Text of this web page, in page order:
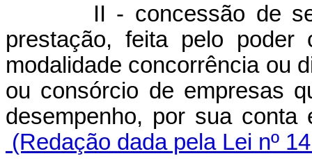
II - concessão de
prestação, feita pelo poder
modalidade concorrência ou
ou consórcio de empresas
desempenho, por sua
(Redação dada pela Lei nº